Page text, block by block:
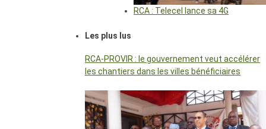
RCA : Telecel lance sa 4G
Les plus lus
RCA-PROVIR : le gouvernement veut accélérer
les chantiers dans les villes bénéficiaires